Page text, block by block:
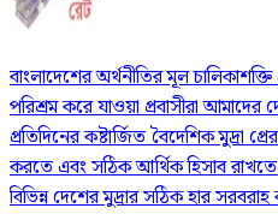
বাংলাদেশের অর্থনীতির মূল
পরিশ্রম করে যাওয়া প্রবাসীরা আমাদের
প্রতিদিনের কষ্টার্জিত বৈদেশিক
করতে এবং সঠিক আর্থিক হিসাব রাখতে
বিভিন্ন দেশের মুদ্রার সঠিক হার